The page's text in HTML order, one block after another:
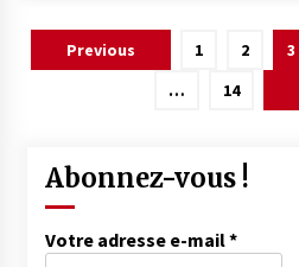
Pagination
Previous 1 2 3
…
14
Abonnez-vous !
Votre adresse e-mail*